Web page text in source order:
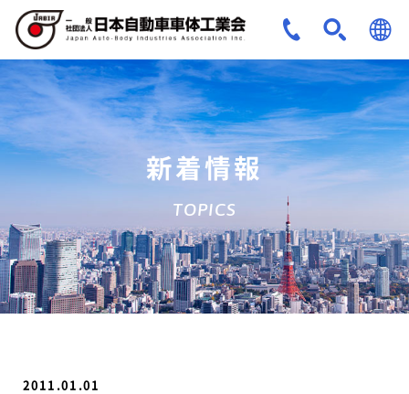
JPN
ENG
新着情報
TOPICS
2011.01.01